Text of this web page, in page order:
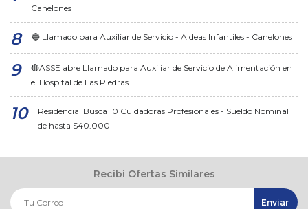
Canelones
🔵 Llamado para Auxiliar de Servicio - Aldeas Infantiles - Canelones
🔴ASSE abre Llamado para Auxiliar de Servicio de Alimentación en
el Hospital de Las Piedras
Residencial Busca 10 Cuidadoras Profesionales - Sueldo Nominal
de hasta $40.000
Recibi Ofertas Similares